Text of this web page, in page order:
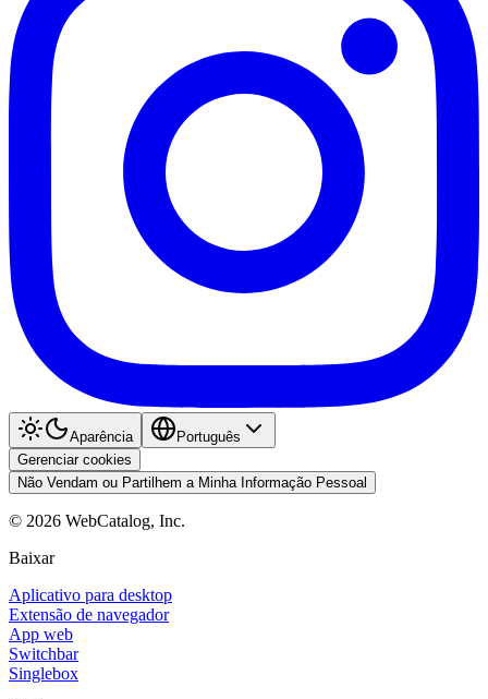
Aparência
Português
Gerenciar cookies
Não Vendam ou Partilhem a Minha Informação Pessoal
© 2026 WebCatalog, Inc.
Baixar
Aplicativo para desktop
Extensão de navegador
App web
Switchbar
Singlebox